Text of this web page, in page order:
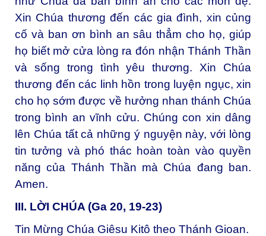
Xin Chúa thương đến các gia đình, xin củng
cố và ban ơn bình an sâu thẳm cho họ, giúp
họ biết mở cửa lòng ra đón nhận Thánh Thần
và sống trong tình yêu thương. Xin Chúa
thương đến các linh hồn trong luyện ngục, xin
cho họ sớm được về hưởng nhan thánh Chúa
trong bình an vĩnh cửu. Chúng con xin dâng
lên Chúa tất cả những ý nguyện này, với lòng
tin tưởng và phó thác hoàn toàn vào quyền
năng của Thánh Thần mà Chúa đang ban.
Amen.
III. LỜI CHÚA (Ga 20, 19-23)
Tin Mừng Chúa Giêsu Kitô theo Thánh Gioan.